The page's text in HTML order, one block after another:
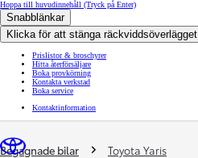
Hoppa till huvudinnehåll (Tryck på Enter)
Snabblänkar
Klicka för att stänga räckviddsöverlägget
Prislistor & broschyrer
Hitta återförsäljare
Boka provkörning
Kontakta verkstad
Boka service
Kontaktinformation
You are here
Begagnade bilar Toyota Yaris